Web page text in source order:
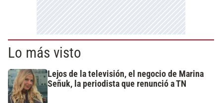
Lo más visto
Lejos de la televisión, el negocio de Marina
Señuk, la periodista que renunció a TN